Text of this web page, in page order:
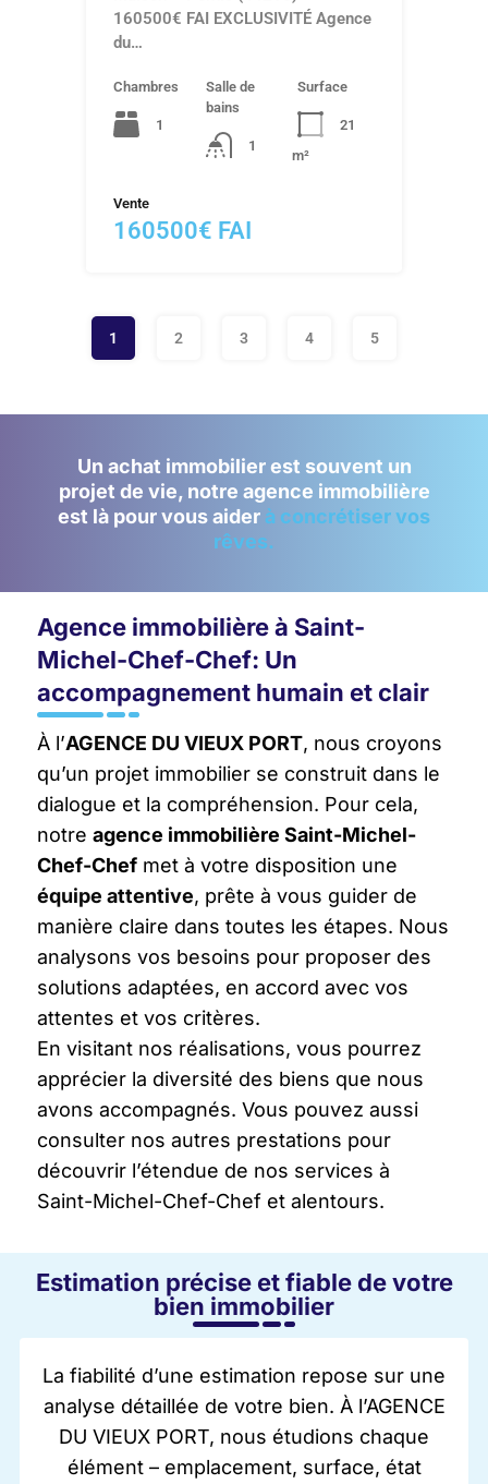
160500€ FAI EXCLUSIVITÉ Agence
du…
Chambres
1
Salle de
bains
1
Surface
21
m²
Vente
160500€ FAI
1 2 3 4 5
Un achat immobilier est souvent un
projet de vie, notre agence immobilière
est là pour vous aider à concrétiser vos
rêves.
Agence immobilière à Saint-
Michel-Chef-Chef: Un
accompagnement humain et clair
À l’AGENCE DU VIEUX PORT, nous croyons
qu’un projet immobilier se construit dans le
dialogue et la compréhension. Pour cela,
notreagence immobilière Saint-Michel-
Chef-Chef met à votre disposition une
équipe attentive, prête à vous guider de
manière claire dans toutes les étapes. Nous
analysons vos besoins pour proposer des
solutions adaptées, en accord avec vos
attentes et vos critères.
En visitant nos réalisations, vous pourrez
apprécier la diversité des biens que nous
avons accompagnés. Vous pouvez aussi
consulter nos autres prestations pour
découvrir l’étendue de nos services à
Saint-Michel-Chef-Chef et alentours.
Estimation précise et fiable de votre
bien immobilier
La fiabilité d’une estimation repose sur une
analyse détaillée de votre bien. À l’AGENCE
DU VIEUX PORT, nous étudions chaque
élément – emplacement, surface, état